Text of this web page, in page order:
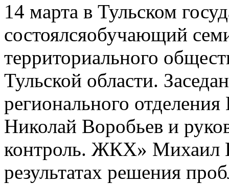
14 марта в Тульском
состоялсяобучающий
территориального
Тульской области.
регионального
Николай Воробьев и
контроль. ЖКХ» Михаил
результатах решения